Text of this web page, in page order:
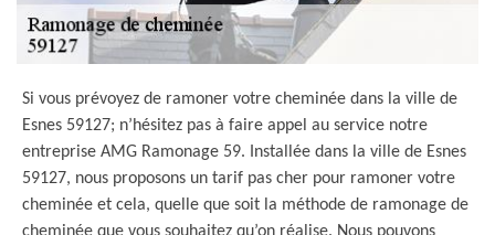
Si vous prévoyez de ramoner votre cheminée dans la ville de
Esnes 59127; n’hésitez pas à faire appel au service notre
entreprise AMG Ramonage 59. Installée dans la ville de Esnes
59127, nous proposons un tarif pas cher pour ramoner votre
cheminée et cela, quelle que soit la méthode de ramonage de